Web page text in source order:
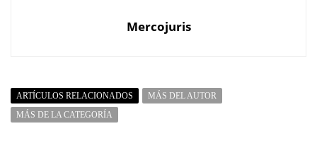
Mercojuris
ARTÍCULOS RELACIONADOS
MÁS DEL AUTOR
MÁS DE LA CATEGORÍA